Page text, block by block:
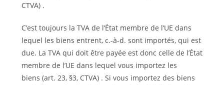
CTVA) .
C’est toujours la TVA de l’État membre de l’UE dans
lequel les biens entrent, c.-à-d. sont importés, qui est
due. La TVA qui doit être payée est donc celle de l’État
membre de l’UE dans lequel vous importez les
biens (art. 23, §3, CTVA) . Si vous importez des biens